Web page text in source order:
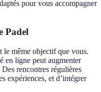
pour vous accompagner
Padel
le même objectif que vous.
en ligne peut augmenter
rencontres régulières
expériences, et d’intégrer